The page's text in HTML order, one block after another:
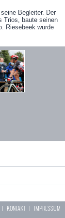
Begleiter. Der
Trios, baute seinen
Riesebeek wurde
| KONTAKT| IMPRESSUM